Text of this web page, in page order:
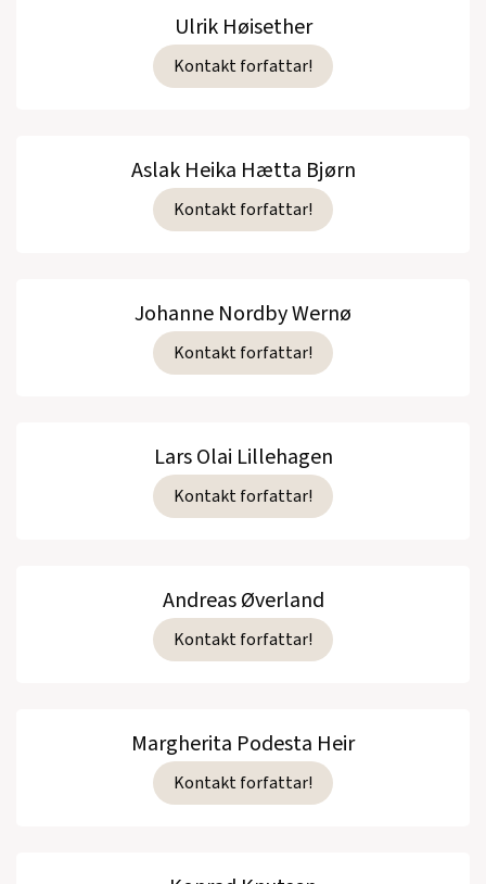
Ulrik Høisether
Kontakt forfattar!
Aslak Heika Hætta Bjørn
Kontakt forfattar!
Johanne Nordby Wernø
Kontakt forfattar!
Lars Olai Lillehagen
Kontakt forfattar!
Andreas Øverland
Kontakt forfattar!
Margherita Podesta Heir
Kontakt forfattar!